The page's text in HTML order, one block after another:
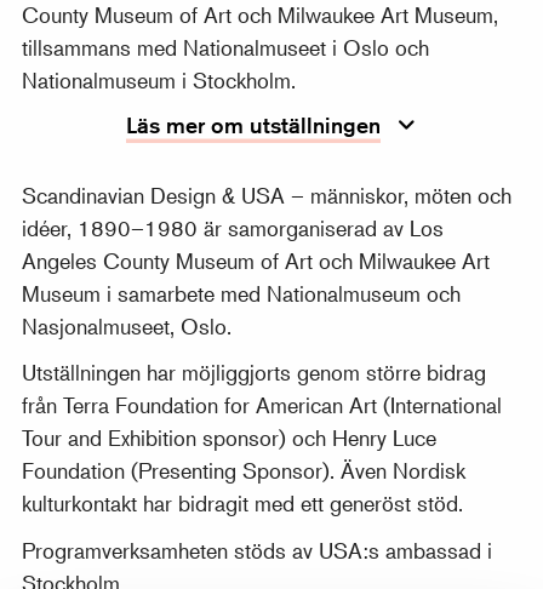
County Museum of Art och Milwaukee Art Museum,
tillsammans med Nationalmuseet i Oslo och
Nationalmuseum i Stockholm.
Läs mer om utställningen
Scandinavian Design & USA – människor, möten och
idéer, 1890–1980 är samorganiserad av Los
Angeles County Museum of Art och Milwaukee Art
Museum i samarbete med Nationalmuseum och
Nasjonalmuseet, Oslo.
Utställningen har möjliggjorts genom större bidrag
från Terra Foundation for American Art (International
Tour and Exhibition sponsor) och Henry Luce
Foundation (Presenting Sponsor). Även Nordisk
kulturkontakt har bidragit med ett generöst stöd.
Programverksamheten stöds av USA:s ambassad i
Stockholm.